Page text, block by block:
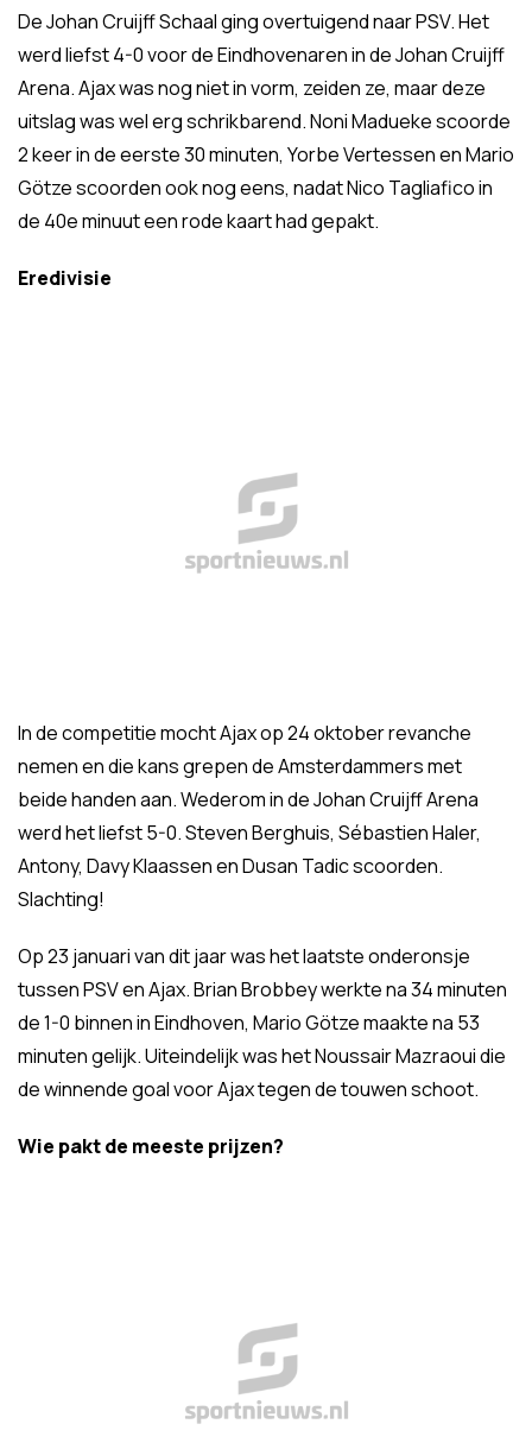
De Johan Cruijff Schaal ging overtuigend naar PSV. Het
werd liefst 4-0 voor de Eindhovenaren in de Johan Cruijff
Arena. Ajax was nog niet in vorm, zeiden ze, maar deze
uitslag was wel erg schrikbarend. Noni Madueke scoorde
2 keer in de eerste 30 minuten, Yorbe Vertessen en Mario
Götze scoorden ook nog eens, nadat Nico Tagliafico in
de 40e minuut een rode kaart had gepakt.
Eredivisie
In de competitie mocht Ajax op 24 oktober revanche
nemen en die kans grepen de Amsterdammers met
beide handen aan. Wederom in de Johan Cruijff Arena
werd het liefst 5-0. Steven Berghuis, Sébastien Haler,
Antony, Davy Klaassen en Dusan Tadic scoorden.
Slachting!
Op 23 januari van dit jaar was het laatste onderonsje
tussen PSV en Ajax. Brian Brobbey werkte na 34 minuten
de 1-0 binnen in Eindhoven, Mario Götze maakte na 53
minuten gelijk. Uiteindelijk was het Noussair Mazraoui die
de winnende goal voor Ajax tegen de touwen schoot.
Wie pakt de meeste prijzen?